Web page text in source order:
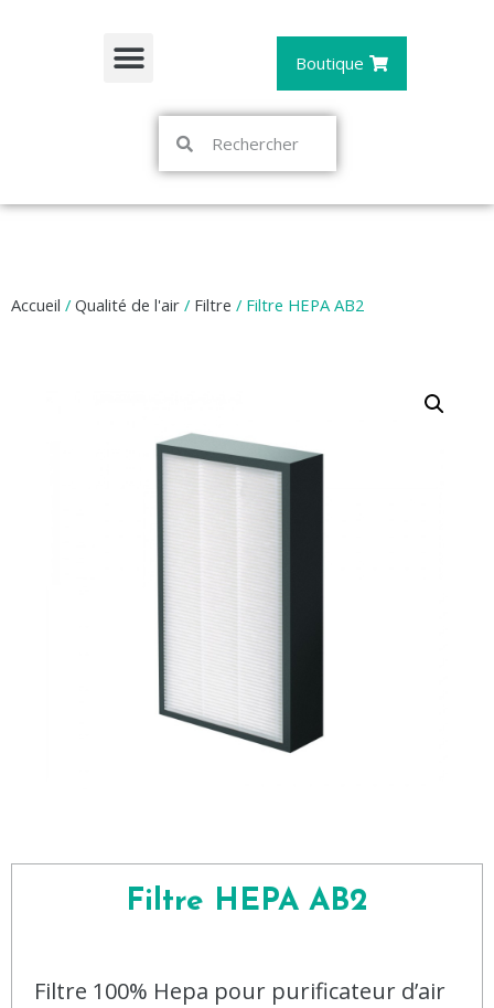
Boutique
Accueil / Qualité de l'air / Filtre / Filtre HEPA AB2
Filtre HEPA AB2
Filtre 100% Hepa pour purificateur d’air